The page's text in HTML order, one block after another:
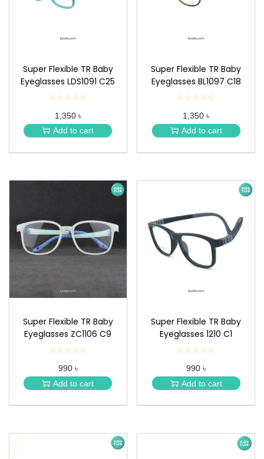
Super Flexible TR Baby
Eyeglasses LDS1091 C25
☆☆☆☆☆
★
★
★
★
1,350 ৳
Add to cart
Super Flexible TR Baby
Eyeglasses BL1097 C18
☆☆☆☆☆
★
★
★
★
1,350 ৳
Add to cart
Super Flexible TR Baby
Eyeglasses ZC1106 C9
☆☆☆☆☆
★
★
★
990 ৳
Add to cart
Super Flexible TR Baby
Eyeglasses 1210 C1
☆☆☆☆☆
★
★
★
990 ৳
Add to cart